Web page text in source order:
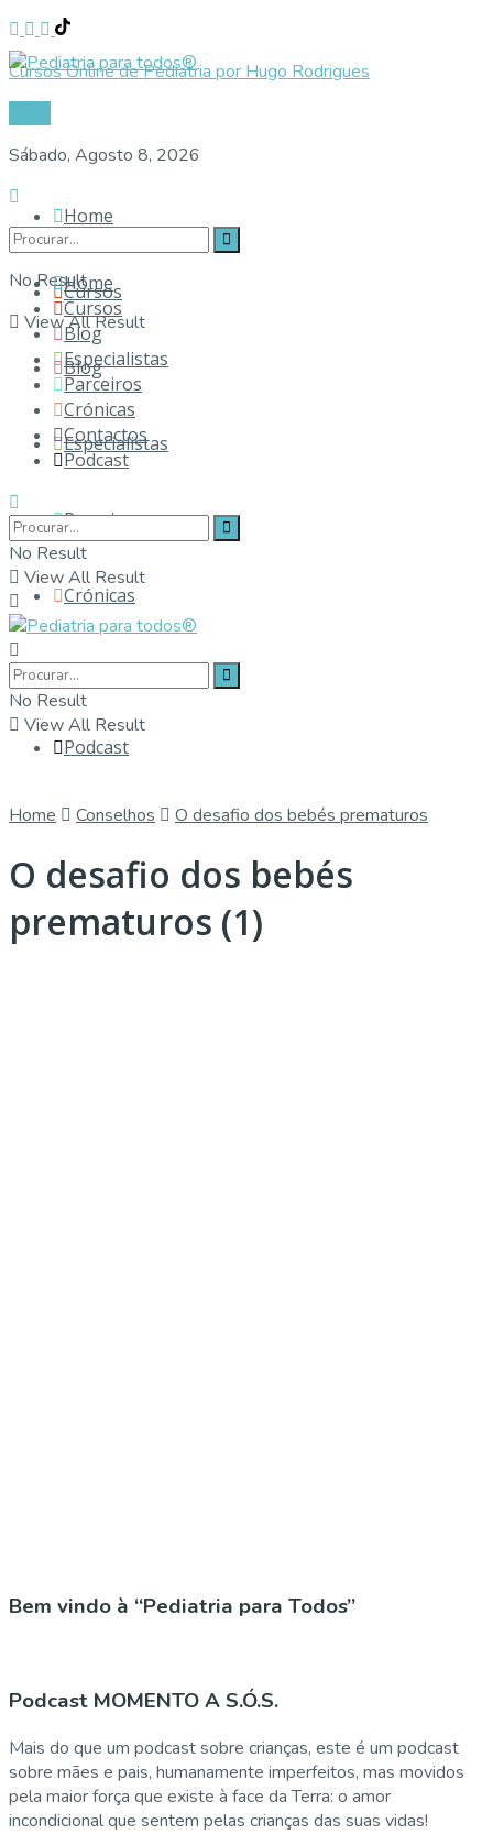
Cursos Online de Pediatria por Hugo Rodrigues
Sábado, Agosto 8, 2026
No Result
View All Result
Home
Cursos
Blog
Especialistas
Parceiros
Crónicas
Contactos
Podcast
Home
Cursos
Blog
Especialistas
Parceiros
Crónicas
Contactos
Podcast
No Result
View All Result
No Result
View All Result
Home Conselhos O desafio dos bebés prematuros
O desafio dos bebés
prematuros (1)
Bem vindo à “Pediatria para Todos”
Podcast MOMENTO A S.Ó.S.
Mais do que um podcast sobre crianças, este é um podcast
sobre mães e pais, humanamente imperfeitos, mas movidos
pela maior força que existe à face da Terra: o amor
incondicional que sentem pelas crianças das suas vidas!